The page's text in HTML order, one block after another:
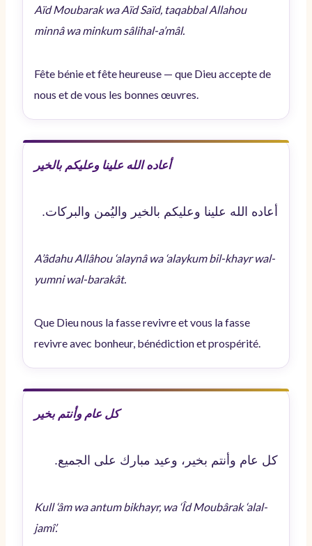
Aïd Moubarak wa Aïd Saïd, taqabbal Allahou
minnâ wa minkum sâlihal-a’mâl.
Fête bénie et fête heureuse — que Dieu accepte de
nous et de vous les bonnes œuvres.
أعاده الله علينا وعليكم بالخير
أعاده الله علينا وعليكم بالخير واليُمن والبركات.
A’âdahu Allâhou ‘alaynâ wa ‘alaykum bil-khayr wal-
yumni wal-barakât.
Que Dieu nous la fasse revivre et vous la fasse
revivre avec bonheur, bénédiction et prospérité.
كل عام وأنتم بخير
كل عام وأنتم بخير، وعيد مبارك على الجميع.
Kull ‘âm wa antum bikhayr, wa ‘Îd Moubârak ‘alal-
jamî’.